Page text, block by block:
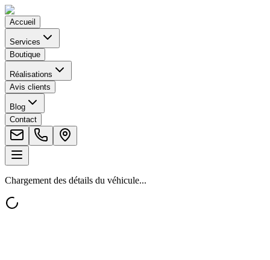
Accueil
Services
Boutique
Réalisations
Avis clients
Blog
Contact
Chargement des détails du véhicule...